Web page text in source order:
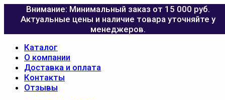
Внимание: Минимальный заказ от 15 000 руб.
Актуальные цены и наличие товара уточняйте у
менеджеров.
Каталог
О компании
Доставка и оплата
Контакты
Отзывы